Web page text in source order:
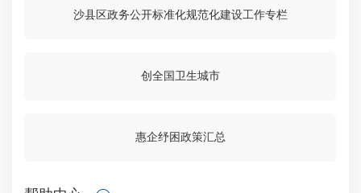
沙县区政务公开标准化规范化建设工作专栏
创全国卫生城市
惠企纾困政策汇总